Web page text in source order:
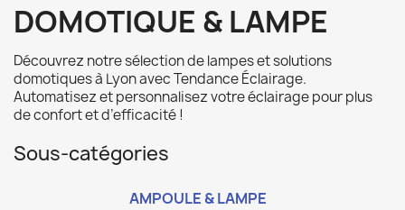
DOMOTIQUE & LAMPE
Découvrez notre sélection de lampes et solutions
domotiques à Lyon avec Tendance Éclairage.
Automatisez et personnalisez votre éclairage pour plus
de confort et d’efficacité !
Sous-catégories
AMPOULE & LAMPE